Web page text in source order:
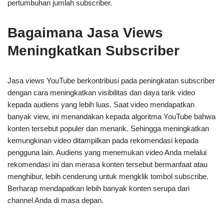
pertumbuhan jumlah subscriber.
Bagaimana Jasa Views
Meningkatkan Subscriber
Jasa views YouTube berkontribusi pada peningkatan subscriber
dengan cara meningkatkan visibilitas dan daya tarik video
kepada audiens yang lebih luas. Saat video mendapatkan
banyak view, ini menandakan kepada algoritma YouTube bahwa
konten tersebut populer dan menarik. Sehingga meningkatkan
kemungkinan video ditampilkan pada rekomendasi kepada
pengguna lain. Audiens yang menemukan video Anda melalui
rekomendasi ini dan merasa konten tersebut bermanfaat atau
menghibur, lebih cenderung untuk mengklik tombol subscribe.
Berharap mendapatkan lebih banyak konten serupa dari
channel Anda di masa depan.